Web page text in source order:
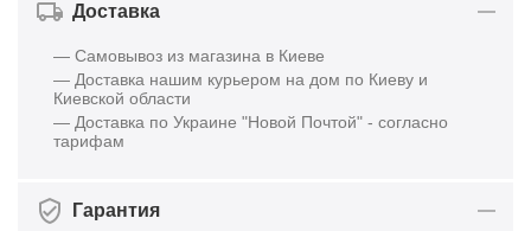
Доставка
— Самовывоз из магазина в Киеве
— Доставка нашим курьером на дом по Киеву и
Киевской области
— Доставка по Украине "Новой Почтой" - согласно
тарифам
Гарантия